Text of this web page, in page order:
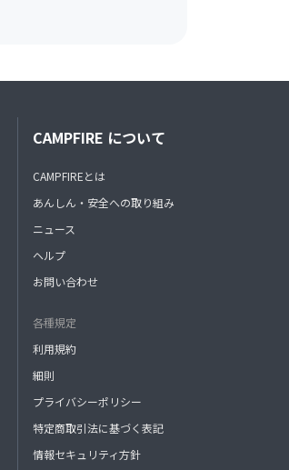
CAMPFIRE について
CAMPFIREとは
あんしん・安全への取り組み
ニュース
ヘルプ
お問い合わせ
各種規定
利用規約
細則
プライバシーポリシー
特定商取引法に基づく表記
情報セキュリティ方針